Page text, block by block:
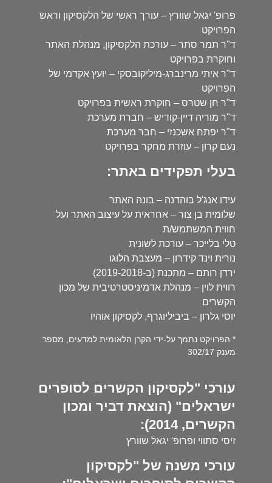
פרופ' יגאל שוורץ – עורך ראשי של הלקסיקון וראש
הפרויקט
ד"ר תמר סתר – עורכת הלקסיקון, מנהלת האתר
וחוקרת בפרויקט
ד"ר איתי מרינברג-מיליקובסקי – יועץ אקדמי של
הפרויקט
ד"ר חן שטרס – חוקרת ראשית בפרויקט
ד"ר מוריה דיין-קודיש – חברת מערכת
ד"ר יפתח אשכנזי – חבר מערכת
נעם קרון – עוזרת מחקר בפרויקט
בעלי תפקידים באתר:
עידו אנג'ל בוהדנה – בונה האתר
שלומית בן צור – אחראית על עיצוב האתר ועל
חווית המשתמש/ת
טלי בלייכר – עורכת לשונית
נורית וינד קידרון – מעצבת הלוגו
ירדן רותם – מתכנת (ב-2019-2018)
רווית לוין – מנהלת אדמיניסטרטיבית של מכון
הקשרים
יוסי גלרון – ביביליוגרף, לקסיקון אוהיו
* הפרויקט נתמך על-ידי הקרן הלאומית למדעים, מספר
מענק 302/17
עורכי "לקסיקון הקשרים לסופרים
ישראלים" (הוצאת דביר ומכון
הקשרים, 2014):
זיסי סתווי ופרופ' יגאל שוורץ
עורכי משנה של "לקסיקון